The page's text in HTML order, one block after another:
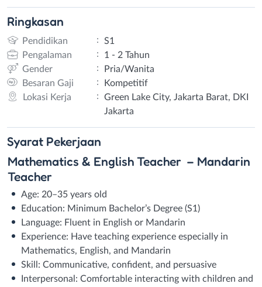
Ringkasan
Pendidikan :
S1
Pengalaman
:
1 - 2 Tahun
Gender
:
Pria/Wanita
Besaran Gaji
:
Kompetitif
Lokasi Kerja
:
Green Lake City, Jakarta Barat, DKI
Jakarta
Syarat Pekerjaan
Mathematics & English Teacher – Mandarin
Teacher
Age: 20–35 years old
Education: Minimum Bachelor’s Degree (S1)
Language: Fluent in English or Mandarin
Experience: Have teaching experience especially in
Mathematics, English, and Mandarin
Skill: Communicative, confident, and persuasive
Interpersonal: Comfortable interacting with children and